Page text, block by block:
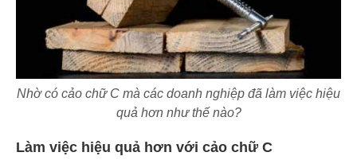
Nhờ có cảo chữ C mà các doanh nghiệp đã làm việc hiệu
quả hơn như thế nào?
Làm việc hiệu quả hơn với cảo chữ C